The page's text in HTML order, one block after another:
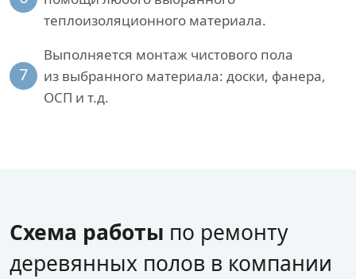
теплоизоляционного материала.
7
Выполняется монтаж чистового пола
из выбранного материала: доски, фанера,
ОСП и т.д.
Схема работы по ремонту
деревянных полов в компании